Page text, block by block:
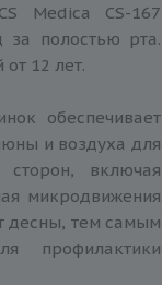
Medica CS-167
за полостью рта.
12 лет.
обеспечивает
и воздуха для
включая
микродвижения
десны, тем самым
профилактики